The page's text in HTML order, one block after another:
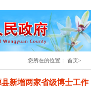
您所在的位置：首页>
新增两家省级博士工作